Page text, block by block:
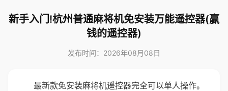
新手入门!杭州普通麻将机免安装万能遥控器(赢
钱的遥控器)
发布时间：2026年08月08日
最新款免安装麻将机遥控器完全可以单人操作。